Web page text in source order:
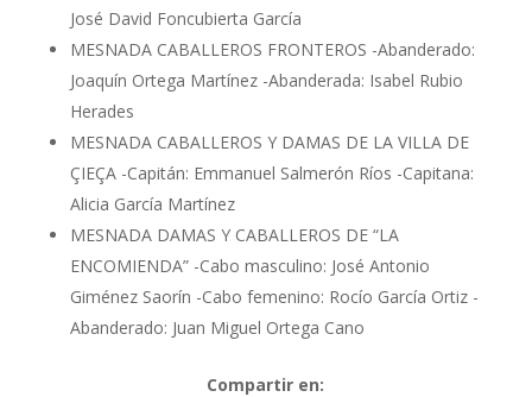
José David Foncubierta García
MESNADA CABALLEROS FRONTEROS -Abanderado:
Joaquín Ortega Martínez -Abanderada: Isabel Rubio
Herades
MESNADA CABALLEROS Y DAMAS DE LA VILLA DE
ÇIEÇA -Capitán: Emmanuel Salmerón Ríos -Capitana:
Alicia García Martínez
MESNADA DAMAS Y CABALLEROS DE “LA
ENCOMIENDA” -Cabo masculino: José Antonio
Giménez Saorín -Cabo femenino: Rocío García Ortiz -
Abanderado: Juan Miguel Ortega Cano
Compartir en: